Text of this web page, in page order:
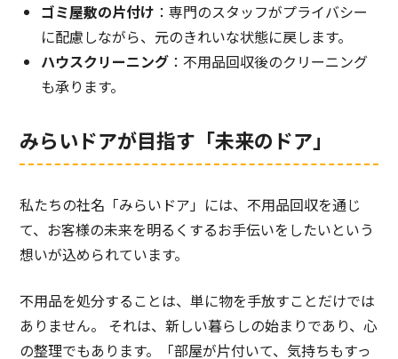
ゴミ屋敷の片付け ：専門のスタッフがプライバシー
に配慮しながら、元のきれいな状態に戻します。
ハウスクリーニング ：不用品回収後のクリーニング
も承ります。
みらいドアが目指す「未来のドア」
私たちの社名「みらいドア」には、不用品回収を通じ
て、お客様の未来を明るくするお手伝いをしたいという
想いが込められています。
不用品を処分することは、単に物を手放すことだけでは
ありません。 それは、新しい暮らしの始まりであり、心
の整理でもあります。「部屋が片付いて、気持ちもすっ